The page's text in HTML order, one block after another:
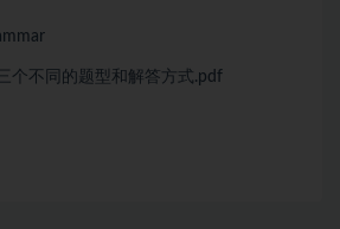
个不同的题型和解答方式.pdf